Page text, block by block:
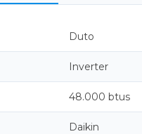
Duto
Inverter
48.000 btus
Daikin